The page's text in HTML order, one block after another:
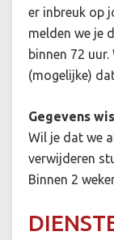
er inbreuk op
melden we je
binnen 72
(mogelijke)
Gegevens
Wil je dat we
verwijderen
Binnen 2